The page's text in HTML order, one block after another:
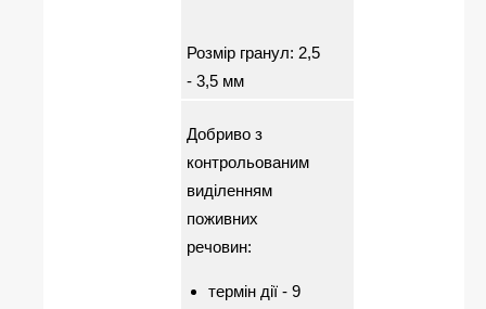
Розмір гранул: 2,5
- 3,5 мм
Добриво з
контрольованим
виділенням
поживних
речовин:
термін дії - 9